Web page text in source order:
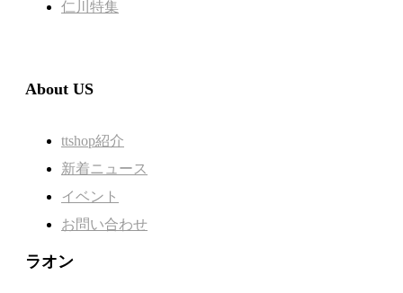
仁川特集
About US
ttshop紹介
新着ニュース
イベント
お問い合わせ
ラオン